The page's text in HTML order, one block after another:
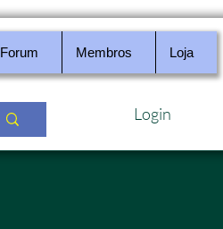
Forum Membros Loja
Login